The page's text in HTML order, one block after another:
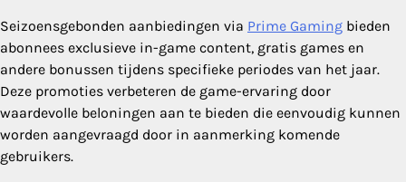
Seizoensgebonden aanbiedingen via Prime Gaming bieden
abonnees exclusieve in-game content, gratis games en
andere bonussen tijdens specifieke periodes van het jaar.
Deze promoties verbeteren de game-ervaring door
waardevolle beloningen aan te bieden die eenvoudig kunnen
worden aangevraagd door in aanmerking komende
gebruikers.